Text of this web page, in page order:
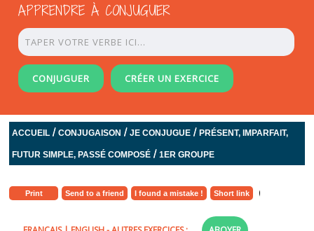
APPRENDRE À CONJUGUER
CONJUGUER CRÉER UN EXERCICE
ACCUEIL /CONJUGAISON /JE CONJUGUE /PRÉSENT, IMPARFAIT,
FUTUR SIMPLE, PASSÉ COMPOSÉ /1ER GROUPE
Print Send to a friend I found a mistake ! Short link